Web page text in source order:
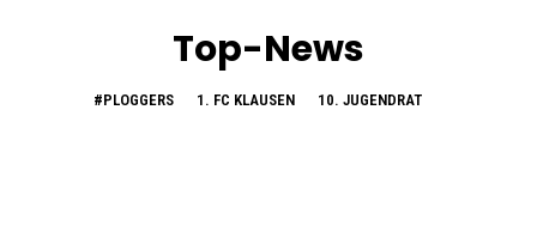
Top-News
#PLOGGERS 1. FC KLAUSEN 10. JUGENDRAT